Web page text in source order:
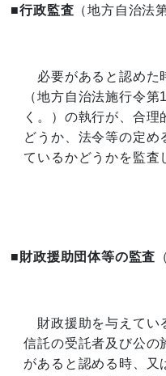
■行政監査 （地方自治法
必要があると認めた
（地方自治法施行令
く。）の執行が、合
どうか、法令等の定め
ているかどうかを監査
■財政援助団体等の監査
財政援助を与えてい
信託の受託者及び公の
があると認める時、又